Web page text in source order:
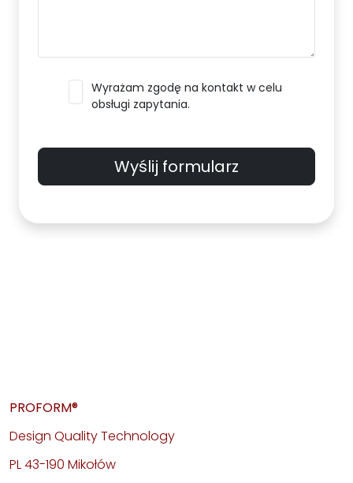
Wyrażam zgodę na kontakt w celu
obsługi zapytania.
Wyślij formularz
PROFORM®
Design Quality Technology
PL 43-190 Mikołów